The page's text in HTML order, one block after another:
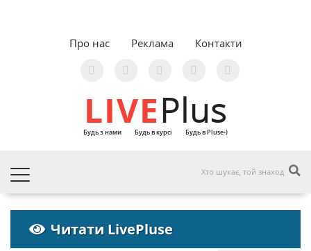
Про нас Реклама Контакти
LIVEPlus
Будь з нами Будь в курсі Будь в Pluse-)
Читати LivePluse